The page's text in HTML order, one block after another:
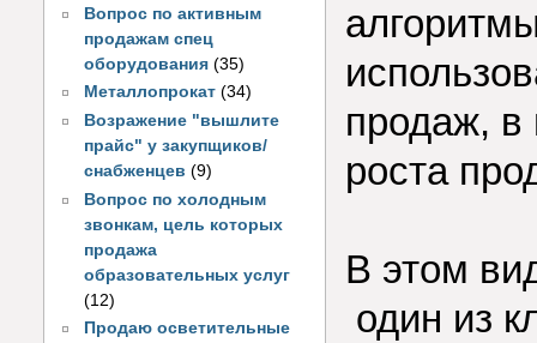
Вопрос по активным
продажам спец
оборудования (35)
Металлопрокат (34)
Возражение "вышлите
прайс" у закупщиков/
снабженцев (9)
Вопрос по холодным
звонкам, цель которых
продажа
образовательных услуг
(12)
Продаю осветительные
продаж, в
роста
В этом
один из